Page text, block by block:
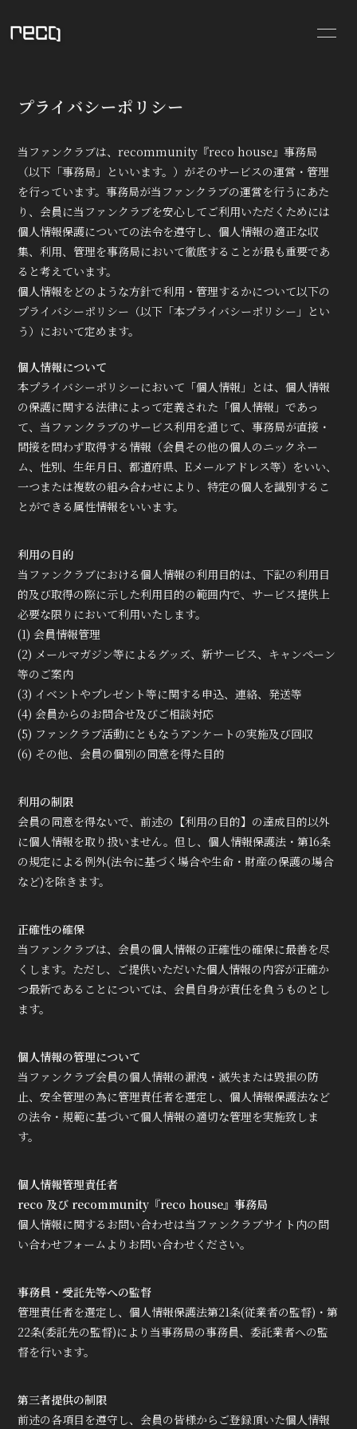
STORE
SCHEDULE
INFORMATION
PHOTO
VIDEO
PROFILE
会員登録 ログイン
プライバシーポリシー
当ファンクラブは、recommunity『reco house』事務局
（以下「事務局」といいます。）がそのサービスの運営・管理
を行っています。事務局が当ファンクラブの運営を行うにあた
り、会員に当ファンクラブを安心してご利用いただくためには
個人情報保護についての法令を遵守し、個人情報の適正な収
集、利用、管理を事務局において徹底することが最も重要であ
ると考えています。
個人情報をどのような方針で利用・管理するかについて以下の
プライバシーポリシー（以下「本プライバシーポリシー」とい
う）において定めます。
個人情報について
本プライバシーポリシーにおいて「個人情報」とは、個人情報
の保護に関する法律によって定義された「個人情報」であっ
て、当ファンクラブのサービス利用を通じて、事務局が直接・
間接を問わず取得する情報（会員その他の個人のニックネー
ム、性別、生年月日、都道府県、Eメールアドレス等）をいい、
一つまたは複数の組み合わせにより、特定の個人を識別するこ
とができる属性情報をいいます。
利用の目的
当ファンクラブにおける個人情報の利用目的は、下記の利用目
的及び取得の際に示した利用目的の範囲内で、サービス提供上
必要な限りにおいて利用いたします。
(1) 会員情報管理
(2) メールマガジン等によるグッズ、新サービス、キャンペーン
等のご案内
(3) イベントやプレゼント等に関する申込、連絡、発送等
(4) 会員からのお問合せ及びご相談対応
(5) ファンクラブ活動にともなうアンケートの実施及び回収
(6) その他、会員の個別の同意を得た目的
利用の制限
会員の同意を得ないで、前述の【利用の目的】の達成目的以外
に個人情報を取り扱いません。但し、個人情報保護法・第16条
の規定による例外(法令に基づく場合や生命・財産の保護の場合
など)を除きます。
正確性の確保
当ファンクラブは、会員の個人情報の正確性の確保に最善を尽
くします。ただし、ご提供いただいた個人情報の内容が正確か
つ最新であることについては、会員自身が責任を負うものとし
ます。
個人情報の管理について
当ファンクラブ会員の個人情報の漏洩・滅失または毀損の防
止、安全管理の為に管理責任者を選定し、個人情報保護法など
の法令・規範に基づいて個人情報の適切な管理を実施致しま
す。
個人情報管理責任者
reco 及び recommunity『reco house』事務局
個人情報に関するお問い合わせは当ファンクラブサイト内の問
い合わせフォームよりお問い合わせください。
事務員・受託先等への監督
管理責任者を選定し、個人情報保護法第21条(従業者の監督)・第
22条(委託先の監督)により当事務局の事務員、委託業者への監
督を行います。
第三者提供の制限
前述の各項目を遵守し、会員の皆様からご登録頂いた個人情報